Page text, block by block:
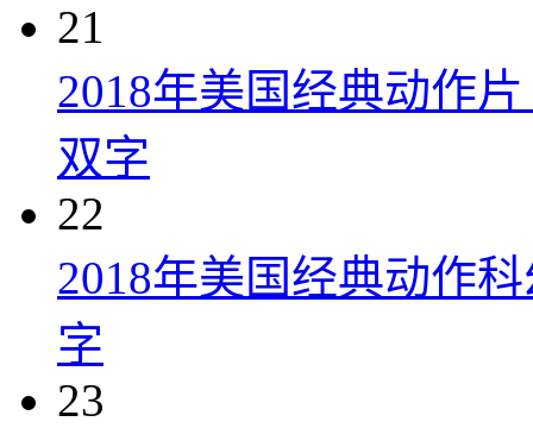
21
2018年美国经典动作
双字
22
2018年美国经典动作
字
23